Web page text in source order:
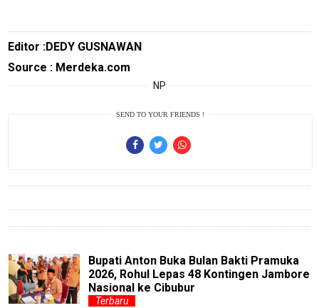
Editor :DEDY GUSNAWAN
Source : Merdeka.com
NP
SEND TO YOUR FRIENDS !
Bupati Anton Buka Bulan Bakti Pramuka
2026, Rohul Lepas 48 Kontingen Jambore
Nasional ke Cibubur
Terbaru
Lifestyle
Review
Finance
Entertain